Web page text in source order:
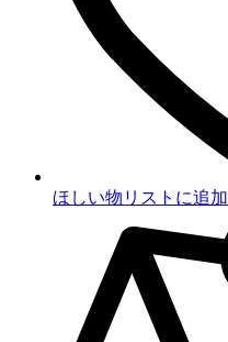
ほしい物リストに追加